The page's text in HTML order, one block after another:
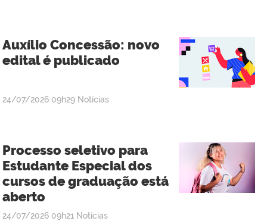
Auxílio Concessão: novo
edital é publicado
publicado
24/07/2026 09h29 Notícias
Processo seletivo para
Estudante Especial dos
cursos de graduação está
aberto
publicado
24/07/2026 09h21 Notícias